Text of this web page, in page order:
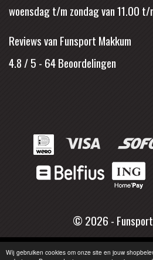
Wij gebruiken cookies om onze site en jouw
woensdag t/m zondag van 11.00 t/
Reviews van Funsport Makkum
4.8 / 5 - 64Beoordelingen
© 2026 - Funsport